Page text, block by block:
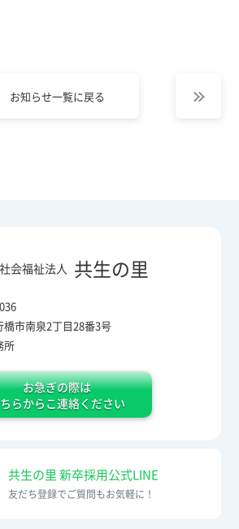
お知らせ一覧に戻る
社会福祉法人 共生の里
橋市南泉2丁目28番3号
所
お急ぎの際は
らからこ連絡ください
共生の里 新卒採用公式LINE
友だち登録でご質問もお気軽に！